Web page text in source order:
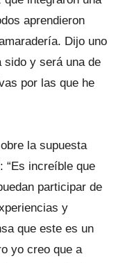
aprendieron
Dijo uno
sido y será una de
por las que he
la supuesta
“Es increíble que
participar de
y
que este es un
yo creo que a